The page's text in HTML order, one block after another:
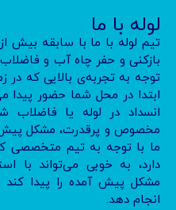
لوله با ما
تیم لوله با ما با سابقه بیش
بازکنی و حفر چاه آب و
توجه به تجربه‌ی بالایی که در
ابتدا در محل شما حضور
انسداد در لوله یا فاضلاب
مخصوص و پرقدرت، مشکل پیش
ما با توجه به تیم متخصصی
دارد، به خوبی می‌تواند با
مشکل پیش آمده را پیدا کند
انجام دهد.